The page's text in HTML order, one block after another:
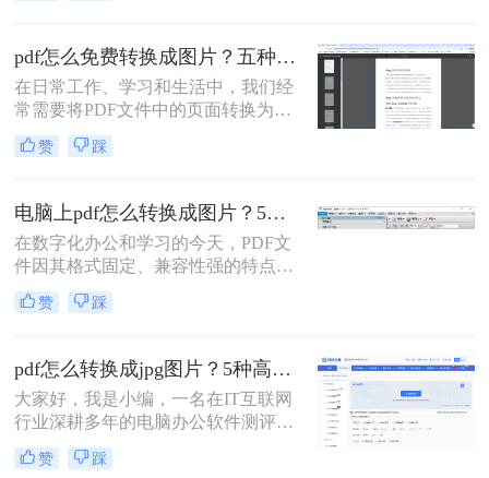
给大家扒一扒免费且高效的PDF转图
片方法，覆盖不同场景需求，看完直
接抄作业！
pdf怎么免费转换成图片？五种高效方法详解，总有一款适合你！
在日常工作、学习和生活中，我们经
常需要将PDF文件中的页面转换为图
片格式（如JPG、PNG）。无论是为
了在演示文稿中插入清晰的图表、在
某些平台只支持图片上传的需求，掌
握PDF转图片的技能都至关重要。然
而，面对网络上琳琅满目的转换工
具，如何选择一款免费、安全且高效
的方法成为了许多人的难题。
赞 踩
电脑上pdf怎么转换成图片？5个常用有效方法，精准高效不踩坑！
在数字化办公和学习的今天，PDF文
件因其格式固定、兼容性强的特点而
广泛应用。但有时我们需要将PDF文
件转换为图片格式，便于在社交媒体
辑。那么电脑上pdf怎么转换成图片
呢？本文将全面介绍五种在电脑上将
PDF转换为图片的高效方法，涵盖专
业软件、在线工具、命令行技巧等不
同解决方案。
赞 踩
pdf怎么转换成jpg图片？5种高效方法详解，告别繁琐操作！
大家好，我是小编，一名在IT互联网
行业深耕多年的电脑办公软件测评博
主。在日常工作中，我经常收到用户
反馈：PDF文件里的图表或文字需要
赞 踩